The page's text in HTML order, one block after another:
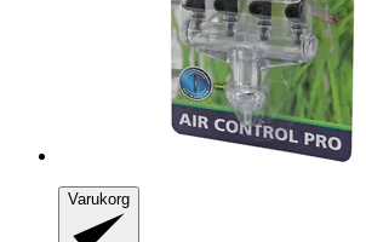
Varukorg